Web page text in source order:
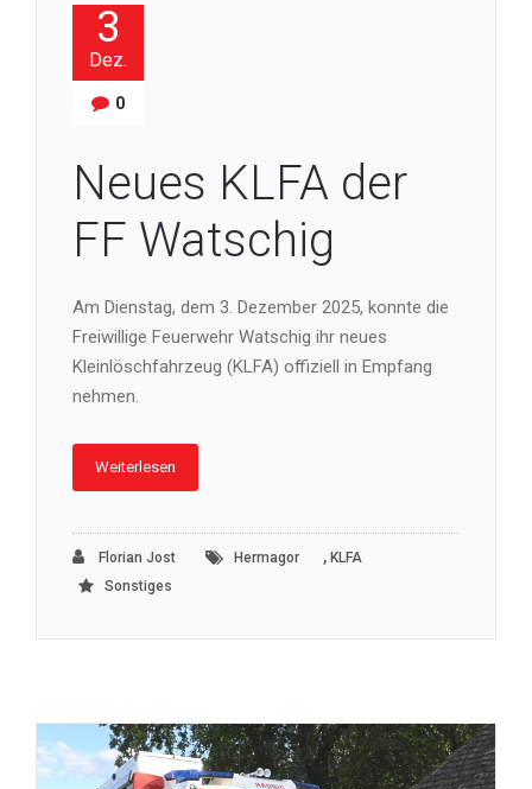
3
Dez.
0
Neues KLFA der
FF Watschig
Am Dienstag, dem 3. Dezember 2025, konnte die
Freiwillige Feuerwehr Watschig ihr neues
Kleinlöschfahrzeug (KLFA) offiziell in Empfang
nehmen.
Weiterlesen
Florian Jost Hermagor , KLFA
Sonstiges